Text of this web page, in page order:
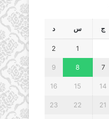
ج س د
1
2
7
8
9
14
15
16
21
22
23